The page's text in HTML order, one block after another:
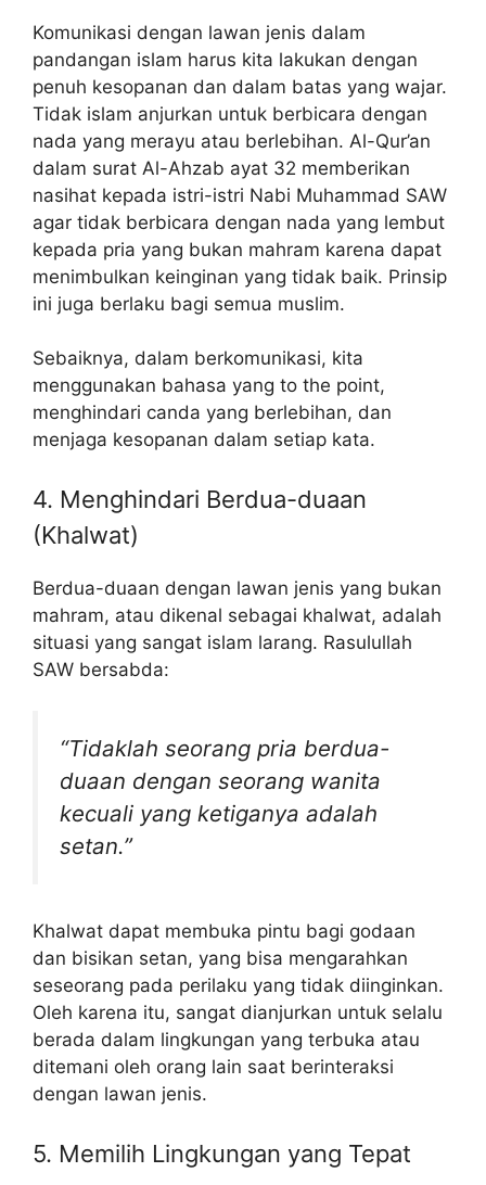
Komunikasi dengan lawan jenis dalam
pandangan islam harus kita lakukan dengan
penuh kesopanan dan dalam batas yang wajar.
Tidak islam anjurkan untuk berbicara dengan
nada yang merayu atau berlebihan. Al-Qur’an
dalam surat Al-Ahzab ayat 32 memberikan
nasihat kepada istri-istri Nabi Muhammad SAW
agar tidak berbicara dengan nada yang lembut
kepada pria yang bukan mahram karena dapat
menimbulkan keinginan yang tidak baik. Prinsip
ini juga berlaku bagi semua muslim.
Sebaiknya, dalam berkomunikasi, kita
menggunakan bahasa yang to the point,
menghindari canda yang berlebihan, dan
menjaga kesopanan dalam setiap kata.
4. Menghindari Berdua-duaan
(Khalwat)
Berdua-duaan dengan lawan jenis yang bukan
mahram, atau dikenal sebagai khalwat, adalah
situasi yang sangat islam larang. Rasulullah
SAW bersabda:
“Tidaklah seorang pria berdua-
duaan dengan seorang wanita
kecuali yang ketiganya adalah
setan.”
Khalwat dapat membuka pintu bagi godaan
dan bisikan setan, yang bisa mengarahkan
seseorang pada perilaku yang tidak diinginkan.
Oleh karena itu, sangat dianjurkan untuk selalu
berada dalam lingkungan yang terbuka atau
ditemani oleh orang lain saat berinteraksi
dengan lawan jenis.
5. Memilih Lingkungan yang Tepat